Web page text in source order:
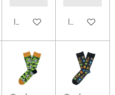
In winkelwagenIn